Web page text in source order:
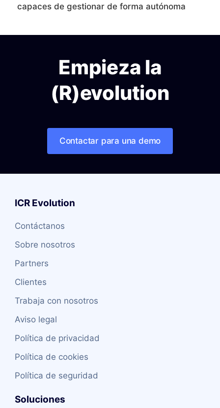
capaces de gestionar de forma autónoma
Empieza la
(R)evolution
Contactar para una demo
ICR Evolution
Contáctanos
Sobre nosotros
Partners
Clientes
Trabaja con nosotros
Aviso legal
Política de privacidad
Política de cookies
Política de seguridad
Soluciones